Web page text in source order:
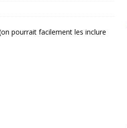
pourrait facilement les inclure